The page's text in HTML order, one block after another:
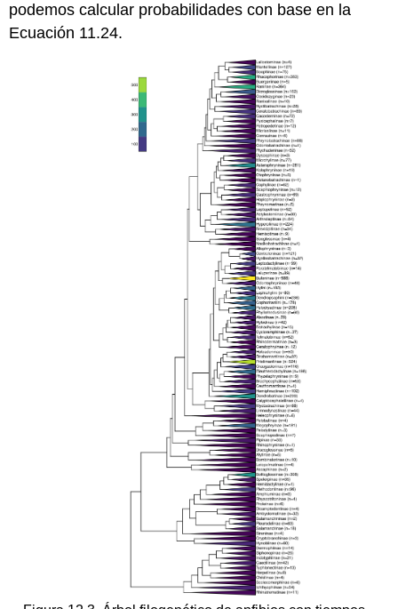
podemos calcular probabilidades con base en la
Ecuación 11.24.